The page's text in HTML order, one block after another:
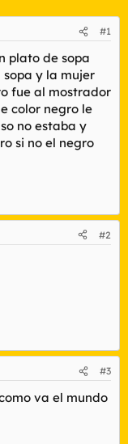
#1
plato de sopa
sopa y la mujer
fue al mostrador
color negro le
no estaba y
si no el negro
#2
#3
va el mundo